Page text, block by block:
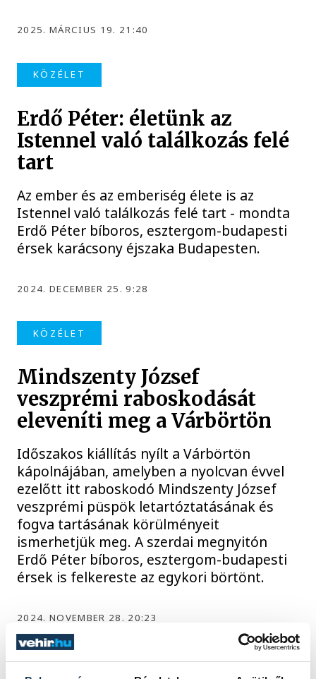
2025. MÁRCIUS 19. 21:40
KÖZÉLET
Erdő Péter: életünk az
Istennel való találkozás felé
tart
Az ember és az emberiség élete is az
Istennel való találkozás felé tart - mondta
Erdő Péter bíboros, esztergom-budapesti
érsek karácsony éjszaka Budapesten.
2024. DECEMBER 25. 9:28
KÖZÉLET
Mindszenty József
veszprémi raboskodását
eleveníti meg a Várbörtön
Időszakos kiállítás nyílt a Várbörtön
kápolnájában, amelyben a nyolcvan évvel
ezelőtt itt raboskodó Mindszenty József
veszprémi püspök letartóztatásának és
fogva tartásának körülményeit
ismerhetjük meg. A szerdai megnyitón
Erdő Péter bíboros, esztergom-budapesti
érsek is felkereste az egykori börtönt.
2024. NOVEMBER 28. 20:23